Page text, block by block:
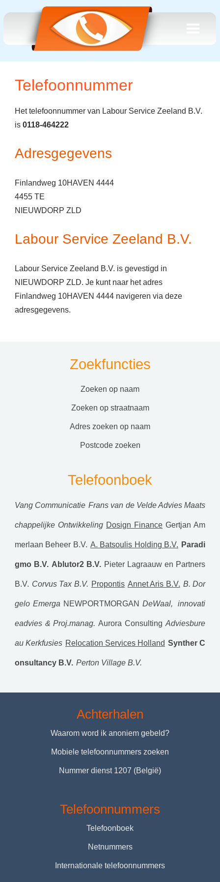
Telefoonnummer
Het telefoonnummer van Labour Service Zeeland B.V.
is 0118-464222
Adresgegevens
Finlandweg 10HAVEN 4444
4455 TE
NIEUWDORP ZLD
Labour Service Zeeland B.V.
Labour Service Zeeland B.V. is gevestigd in
NIEUWDORP ZLD. Je kunt naar het adres
Finlandweg 10HAVEN 4444 navigeren via deze
adresgegevens.
Zoekfuncties
zoeken op naam
zoeken op straatnaam
adres zoeken op naam
postcode zoeken
Telefoonboek
Vang Communicatie Frans van de Velde Advies Maats
chappelijke Ontwikkeling Dosign Finance Gertjan Am
merlaan Beheer B.V. A. Batsoulis Holding B.V. Paradi
gmo B.V. Ablutor2 B.V. Pieter Lagraauw en Partners
B.V. Corvus Tax B.V. Propontis Annet Aris B.V. B. Dor
gelo Emerga NEWPORTMORGAN DeWaal, innovati
eadvies & Proj.manag. Aurora Consulting Adviesbure
au Kerkfusies Relocation Services Holland Synther C
onsultancy B.V. Perton Village B.V.
Achterhalen
Waarom word ik anoniem gebeld?
Mobiele telefoonnummers zoeken
Nummer dienst 1207 (België)
Telefoonnummers
Telefoonboek
Netnummers
Internationale telefoonnummers